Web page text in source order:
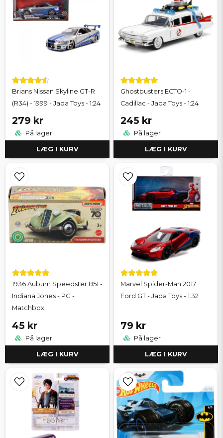
Brians Nissan Skyline GT-R
(R34) - 1999 - Jada Toys - 1:24
279 kr
På lager
LÆG I KURV
Ghostbusters ECTO-1 -
Cadillac - Jada Toys - 1:24
245 kr
På lager
LÆG I KURV
1936 Auburn Speedster 851 -
Indiana Jones - PG -
Matchbox
45 kr
På lager
LÆG I KURV
Marvel Spider-Man 2017
Ford GT - Jada Toys - 1:32
79 kr
På lager
LÆG I KURV